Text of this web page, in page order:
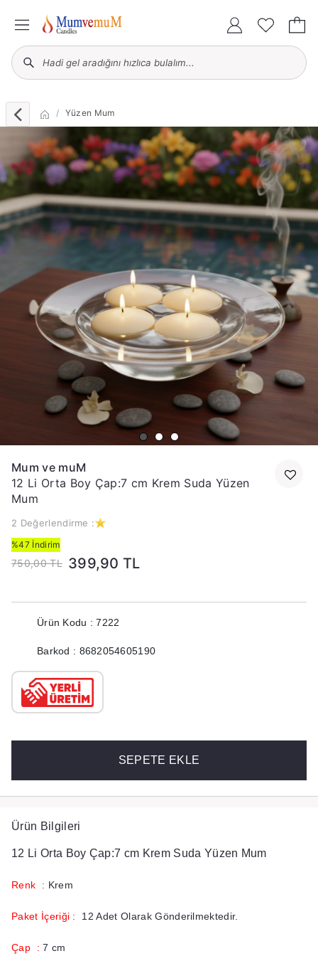
Yüzen Mum
Mum ve muM
12 Li Orta Boy Çap:7 cm Krem Suda Yüzen
Mum
2 Değerlendirme :
%47 İndirim
750,00 TL 399,90 TL
Ürün Kodu : 7222
Barkod : 8682054605190
SEPETE EKLE
Ürün Bilgileri
12 Li Orta Boy Çap:7 cm Krem Suda Yüzen Mum
Renk : Krem
Paket İçeriği : 12 Adet Olarak Gönderilmektedir.
Çap : 7 cm